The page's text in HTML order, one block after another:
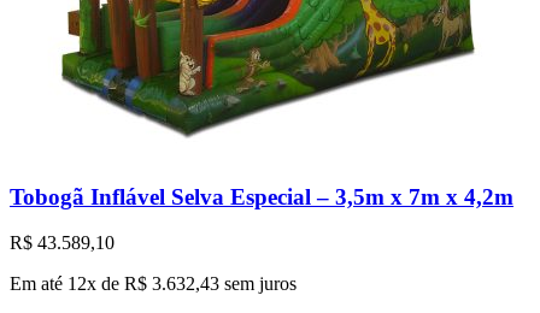
Tobogã Inflável Selva Especial – 3,5m x 7m x 4,2m
R$ 43.589,10
Em até 12x de R$ 3.632,43 sem juros